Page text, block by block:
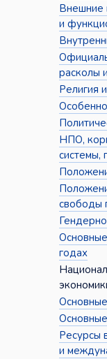
Внешние
и
расколы
Религия
НПО,
системы,
свободы
годах
Ресурсы
и